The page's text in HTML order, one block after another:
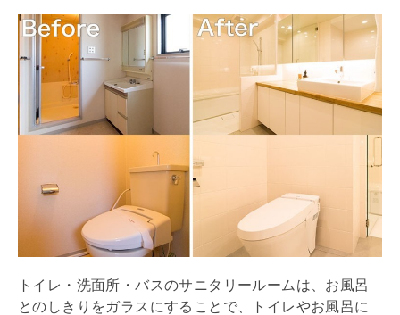
トイレ・洗面所・バスのサニタリールームは、お風呂
とのしきりをガラスにすることで、トイレやお風呂に